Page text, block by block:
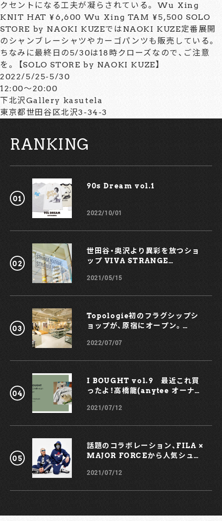
クセントになる工夫が凝らされている。 Wu Xing
KNIT HAT ¥6,600 Wu Xing TAM ¥5,500 SOLO
STORE by NAOKI KUZEではNAOKI KUZE定番展開
のシャンブレーシャツやカーゴパンツも販売している。
ちなみに最終日の5/30は18時クローズなので、ご注意
を。 【SOLO STORE by NAOKI KUZE】
2022/5/25-5/30
12:00〜20:00
下北沢Gallery kasutela
東京都世田谷区北沢3-34-3
RANKING
90s Dream vol.1￼
2022/10/01
世田谷・奥沢より異彩を放つショ
ップ VIVA STRANGE
2021/05/15
Topologie初のフラグシップシ
ョップが、原宿にオープン。
も！
2022/07/07
I BOUGHT vol.9 最近これ買
ったよ！高橋龍(anytee オーナ
2021/07/12
話題のコラボレーション、FILA ×
MAJOR FORCEから人気シュー
2021/07/12